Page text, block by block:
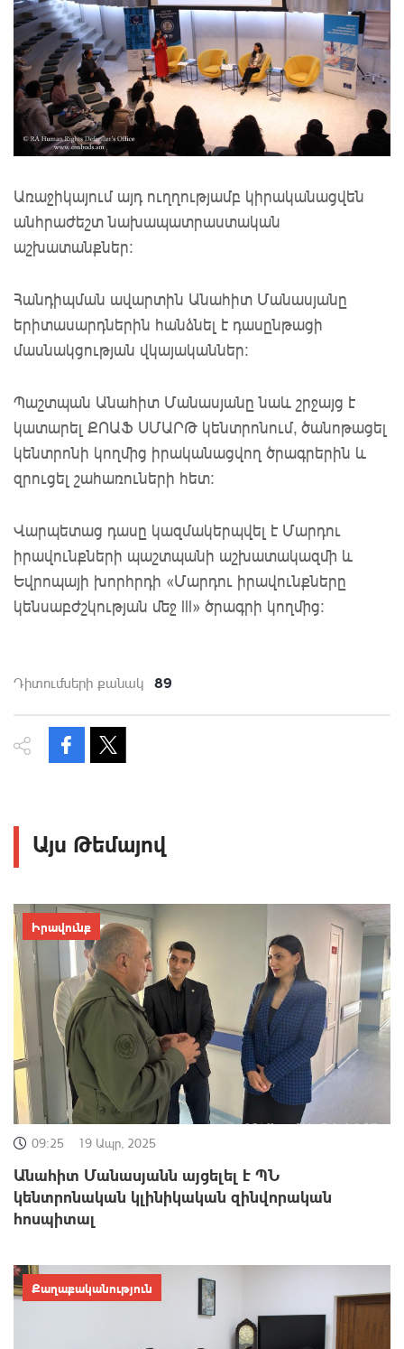
Առաջիկայում այդ ուղղությամբ կիրականացվեն
անհրաժեշտ նախապատրաստական
աշխատանքներ:
Հանդիպման ավարտին Անահիտ Մանասյանը
երիտասարդներին հանձնել է դասընթացի
մասնակցության վկայականներ:
Պաշտպան Անահիտ Մանասյանը նաև շրջայց է
կատարել ՔՈԱՖ ՍՄԱՐԹ կենտրոնում, ծանոթացել
կենտրոնի կողմից իրականացվող ծրագրերին և
զրուցել շահառուների հետ:
Վարպետաց դասը կազմակերպվել է Մարդու
իրավունքների պաշտպանի աշխատակազմի և
Եվրոպայի խորհրդի «Մարդու իրավունքները
կենսաբժշկության մեջ lll» ծրագրի կողմից:
Դիտումների քանակ 89
Այս Թեմայով
09:25 19 Ապր, 2025
Անահիտ Մանասյանն այցելել է ՊՆ
կենտրոնական կլինիկական զինվորական
հոսպիտալ
Իրավունք
Քաղաքականություն